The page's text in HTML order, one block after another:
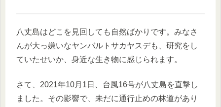
八丈島はどこを見回しても自然ばかりです。みなさ
んが大っ嫌いなヤンバルトサカヤスデも、研究をし
ていたせいか、身近な生き物に感じられます。
さて、2021年10月1日、台風16号が八丈島を直撃し
ました。その影響で、未だに通行止めの林道があり